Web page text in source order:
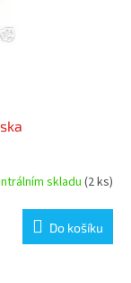
skladu(2 ks)
Do košíku